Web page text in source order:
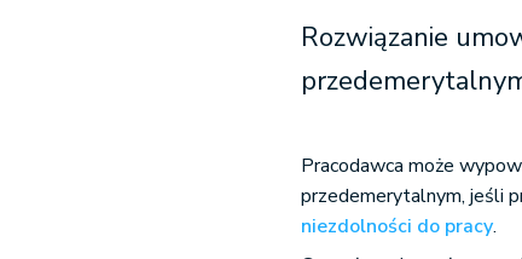
Rozwiązanie
Pracodawca może
przedemerytalnym, jeśli
niezdolności do pracy.